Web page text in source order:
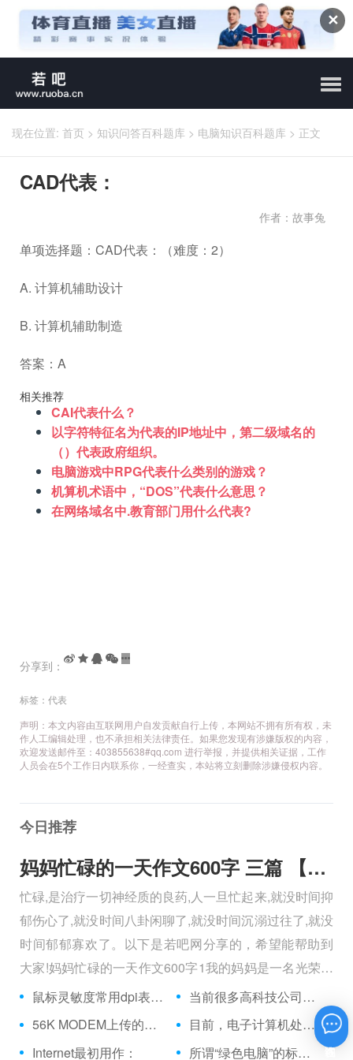
✕
现在位置: 首页 > 知识问答百科题库 > 电脑知识百科题库 > 正文
CAD代表：
作者：故事兔
单项选择题：CAD代表：（难度：2）
A. 计算机辅助设计
B. 计算机辅助制造
答案：A
相关推荐
CAI代表什么？
以字符特征名为代表的IP地址中，第二级域名的
（）代表政府组织。
电脑游戏中RPG代表什么类别的游戏？
机算机术语中，“DOS”代表什么意思？
在网络域名中.教育部门用什么代表?
分享到：
标签： 代表
声明：本文内容由互联网用户自发贡献自行上传，本网站不拥有所有权，未
作人工编辑处理，也不承担相关法律责任。如果您发现有涉嫌版权的内容，
欢迎发送邮件至：403855638#qq.com 进行举报，并提供相关证据，工作
人员会在5个工作日内联系你，一经查实，本站将立刻删除涉嫌侵权内容。
今日推荐
妈妈忙碌的一天作文600字 三篇 【600字】
忙碌,是治疗一切神经质的良药,人一旦忙起来,就没时间抑
郁伤心了,就没时间八卦闲聊了,就没时间沉溺过往了,就没
时间郁郁寡欢了。以下是若吧网分享的，希望能帮助到
大家!妈妈忙碌的一天作文600字1我的妈妈是一名光荣的
人民警察，她总有做不完的事情。
鼠标灵敏度常用dpi表示，它指每移动1英寸的距离，
当前很多高科技公司都设了CIO这个职位，CIO的意思是：
56K MODEM上传的最高速率为：
目前，电子计算机处于哪个阶段？
Internet最初用作：
所谓“绿色电脑”的标准是符合“能源之星”，下列选项哪个不在其范围之内？